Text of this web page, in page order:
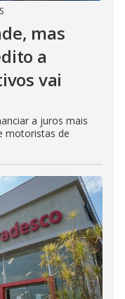
mas
a
vai
a juros mais
motoristas de